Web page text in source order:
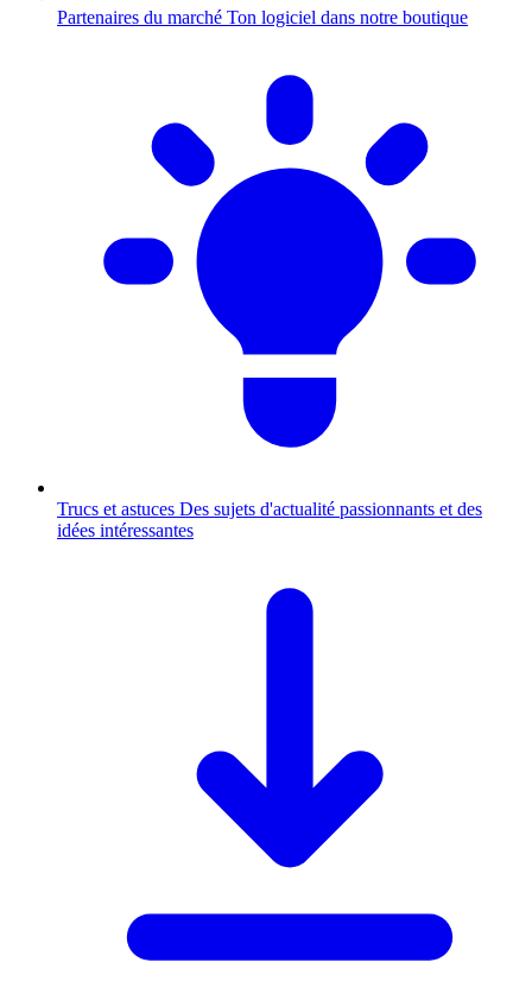
Partenaires du marché Ton logiciel dans notre boutique
Trucs et astuces Des sujets d'actualité passionnants et des
idées intéressantes